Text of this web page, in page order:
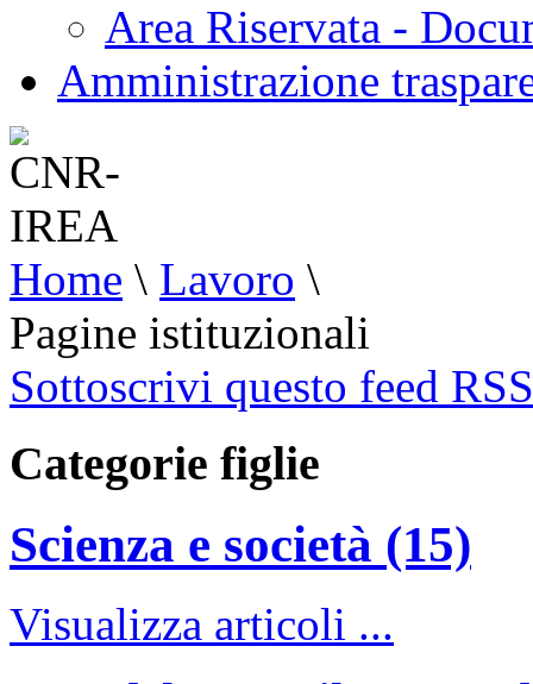
Area Riservata -
Amministrazione
Home \ Lavoro \
Pagine istituzionali
Sottoscrivi questo feed RSS
Categorie figlie
Scienza e società (15)
Visualizza articoli ...